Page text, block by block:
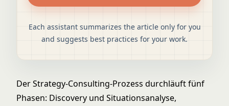
Each assistant summarizes the article only for you
and suggests best practices for your work.
Der Strategy-Consulting-Prozess durchläuft fünf
Phasen: Discovery und Situationsanalyse,